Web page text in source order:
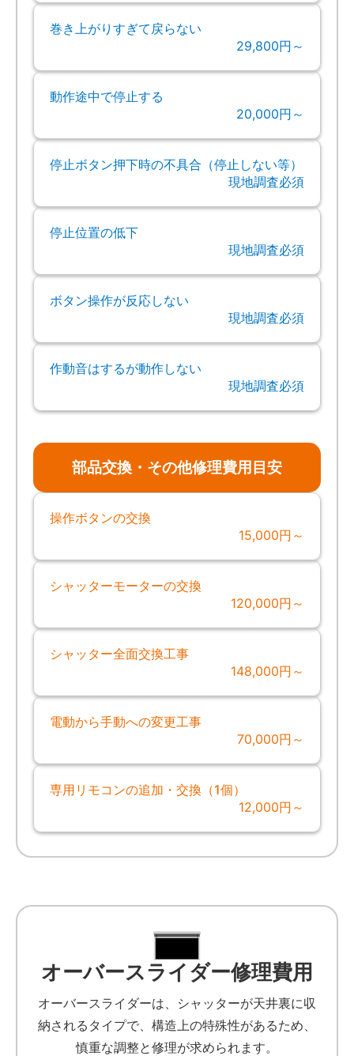
巻き上がりすぎて戻らない
29,800円～
動作途中で停止する
20,000円～
停止ボタン押下時の不具合（停止しない等）
現地調査必須
停止位置の低下
現地調査必須
ボタン操作が反応しない
現地調査必須
作動音はするが動作しない
現地調査必須
部品交換・その他修理費用目安
操作ボタンの交換
15,000円～
シャッターモーターの交換
120,000円～
シャッター全面交換工事
148,000円～
電動から手動への変更工事
70,000円～
専用リモコンの追加・交換（1個）
12,000円～
オーバースライダー修理費用
オーバースライダーは、シャッターが天井裏に収
納されるタイプで、構造上の特殊性があるため、
慎重な調整と修理が求められます。